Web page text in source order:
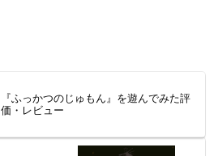
『ふっかつのじゅもん』を遊んでみた評
価・レビュー